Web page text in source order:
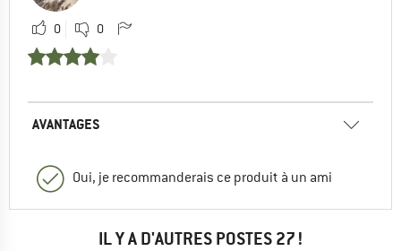
0 0
AVANTAGES
Oui, je recommanderais ce produit à un ami
IL Y A D'AUTRES POSTES 27 !